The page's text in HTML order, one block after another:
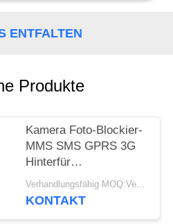
ENTFALTEN
Produkte
Kamera Foto-Blockier-
MMS SMS GPRS 3G
Hinterfür
Gefangennahmen-
Forschung der wild
Verhandlungsfähig MOQ:Verkäuflich
KONTAKT